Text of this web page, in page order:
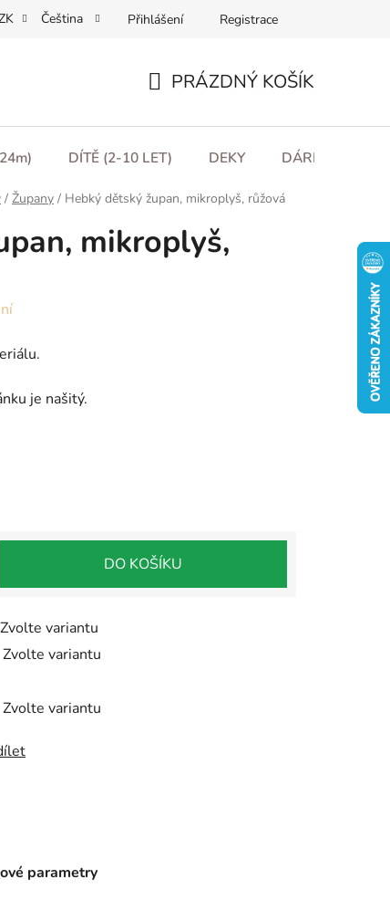
Podmínky ochrany osobních údajů
Čeština Přihlášení Registrace
KOŠÍK
PRÁZDNÝ KOŠÍK
DÍTĚ (2-10 LET) DEKY DÁRKOVÉ
/ Župany / Hebký dětský župan, mikroplyš, růžová
mikroplyš,
je našitý.
Zvolte variantu
Zvolte variantu
Zvolte variantu
DO KOŠÍKU
parametry